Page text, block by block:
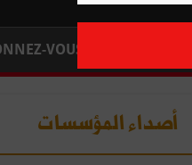
VOUS
أصداء المؤسسات